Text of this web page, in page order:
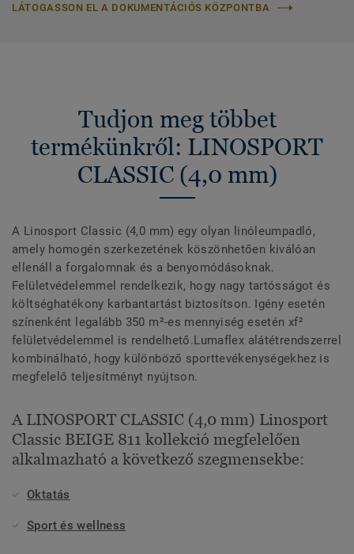
LÁTOGASSON EL A DOKUMENTÁCIÓS KÖZPONTBA
Tudjon meg többet
termékünkről: LINOSPORT
CLASSIC (4,0 mm)
A Linosport Classic (4,0 mm) egy olyan linóleumpadló,
amely homogén szerkezetének köszönhetően kiválóan
ellenáll a forgalomnak és a benyomódásoknak.
Felületvédelemmel rendelkezik, hogy nagy tartósságot és
költséghatékony karbantartást biztosítson. Igény esetén
színenként legalább 350 m²-es mennyiség esetén xf²
felületvédelemmel is rendelhető.Lumaflex alátétrendszerrel
kombinálható, hogy különböző sporttevékenységekhez is
megfelelő teljesítményt nyújtson.
A LINOSPORT CLASSIC (4,0 mm) Linosport
Classic BEIGE 811 kollekció megfelelően
alkalmazható a következő szegmensekbe:
Oktatás
Sport és wellness